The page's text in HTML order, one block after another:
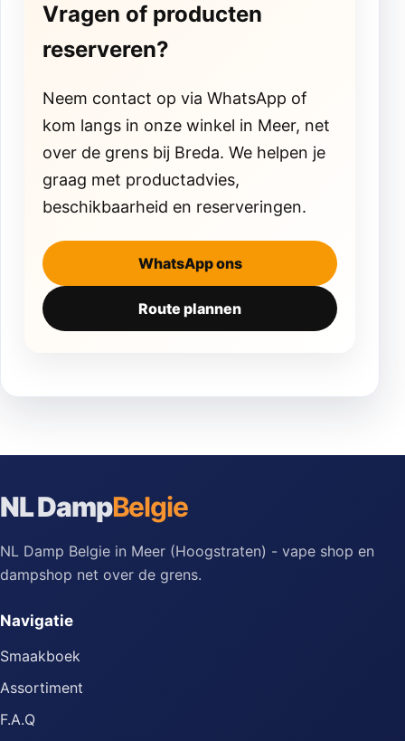
Vragen of producten
reserveren?
Neem contact op via WhatsApp of
kom langs in onze winkel in Meer, net
over de grens bij Breda. We helpen je
graag met productadvies,
beschikbaarheid en reserveringen.
WhatsApp ons
Route plannen
NL DampBelgie
NL Damp Belgie in Meer (Hoogstraten) - vape shop en
dampshop net over de grens.
Navigatie
Smaakboek
Assortiment
F.A.Q